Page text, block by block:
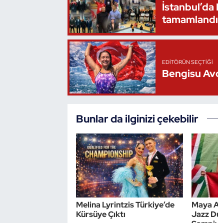
İstanbul’da
tamamlandı
EDITÖRÜN SEÇTIĞI
Bengisu
Bunlar da ilginizi çekebilir
Melina Lyrintzis Türkiye’de
Kürsüye Çıktı
Maya
Jazz